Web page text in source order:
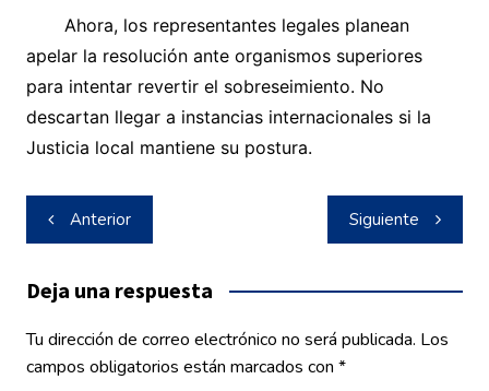
​Ahora, los representantes legales planean
apelar la resolución ante organismos superiores
para intentar revertir el sobreseimiento. No
descartan llegar a instancias internacionales si la
Justicia local mantiene su postura.
Navegación
de
entradas
Anterior Siguiente
Deja una respuesta
Tu dirección de correo electrónico no será publicada. Los
campos obligatorios están marcados con *